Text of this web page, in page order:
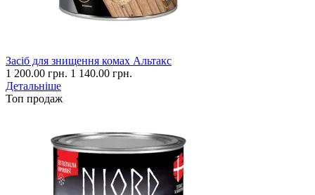
Засіб для знищення комах Альтакс
1 200.00 грн. 1 140.00 грн.
Детальніше
Топ продаж